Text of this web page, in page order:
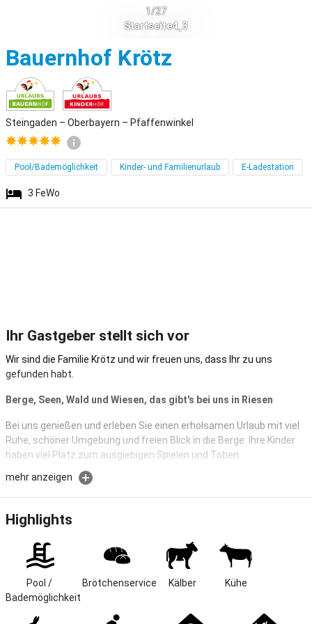
1/27
Startseite4_3
Bauernhof Krötz
Steingaden – Oberbayern – Pfaffenwinkel
Pool/Bademöglichkeit Kinder- und Familienurlaub E-Ladestation
3 FeWo
Ihr Gastgeber stellt sich vor
Wir sind die Familie Krötz und wir freuen uns, dass Ihr zu uns
gefunden habt.
Berge, Seen, Wald und Wiesen, das gibt's bei uns in Riesen
Bei uns genießen und erleben Sie einen erholsamen Urlaub mit viel
Ruhe, schöner Umgebung und freien Blick in die Berge. Ihre Kinder
haben viel Platz zum ausgiebigen Spielen und Toben.
Für erholsame Ferien auf dem Bio-Bauernhof im ruhigen Weiler
Riesen, bieten wir euch drei komfortabel und gemütlich
perfekten Urlaub findet. Auf unserem Grünlandbetrieb mit
ihr auch kräftig mit anpacken, könnt
Wir haben ca. 50 Rinder und Kälber im Stall und auf der Weide.
Ausserdem findet Ihr bei uns Hühner mit Gockel, Hasen,
Meerschweinchen, Enten und Katzen die schon darauf warten von
mehr anzeigen
Highlights
Pool /
Bademöglichkeit
Brötchenservice Kälber Kühe